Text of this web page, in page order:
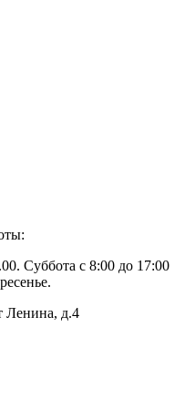
Суббота с 8:00 до 17:00
Ленина, д.4